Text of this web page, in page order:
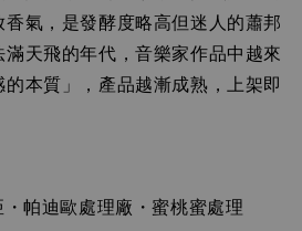
氣，是發酵度略高但迷人的蕭邦
天飛的年代，音樂家作品中越來
本質」，產品越漸成熟，上架即
帕迪歐處理廠・蜜桃蜜處理